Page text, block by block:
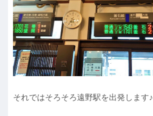
それではそろそろ遠野駅を出発します♪